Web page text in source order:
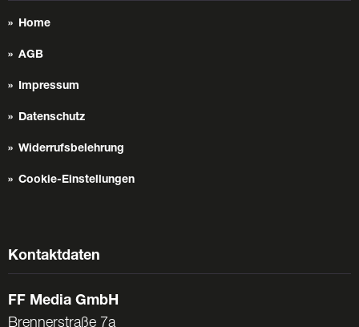
Home
AGB
Impressum
Datenschutz
Widerrufsbelehrung
Cookie-Einstellungen
Kontaktdaten
FF Media GmbH
Brennerstraße 7a